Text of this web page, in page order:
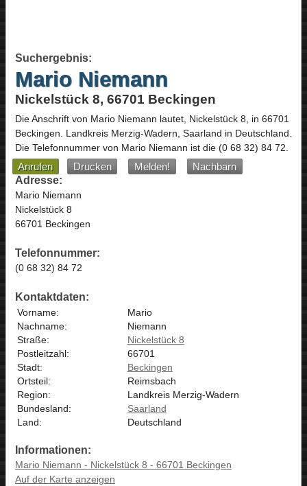
Suchergebnis:
Mario Niemann
Nickelstück 8, 66701 Beckingen
Die Anschrift von Mario Niemann lautet, Nickelstück 8, in 66701
Beckingen. Landkreis Merzig-Wadern, Saarland in Deutschland.
Die Telefonnummer von Mario Niemann ist die (0 68 32) 84 72.
Anrufen Drucken Melden!
Nachbarn
Adresse:
Mario Niemann
Nickelstück 8
66701 Beckingen
Telefonnummer:
(0 68 32) 84 72
Kontaktdaten:
Vorname:
Mario
Nachname:
Niemann
Straße:
Nickelstück 8
Postleitzahl:
66701
Stadt:
Beckingen
Ortsteil:
Reimsbach
Region:
Landkreis Merzig-Wadern
Bundesland:
Saarland
Land:
Deutschland
Informationen:
Mario Niemann - Nickelstück 8 - 66701 Beckingen
Auf der Karte anzeigen